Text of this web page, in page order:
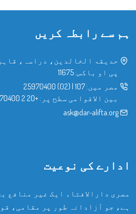
ہم سے رابطہ کریں
حدیقۃ الخالدین، دراسہ،
پی او باکس: 11675
مصر میں: 107
|
(02) 25970400
بین الاقوامی سطح پر: +20 2 25970400
ask@dar-alifta.org
ادارے کی نوعیت
مصری دارالافتاء ایک غیر منافع
ہے، جو آزادانہ طور پر مقامی،